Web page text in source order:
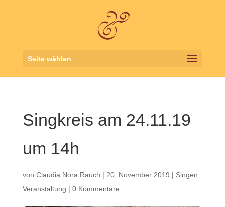
Seite wählen
Singkreis am 24.11.19
um 14h
von Claudia Nora Rauch | 20. November 2019 | Singen
Veranstaltung | 0 Kommentare